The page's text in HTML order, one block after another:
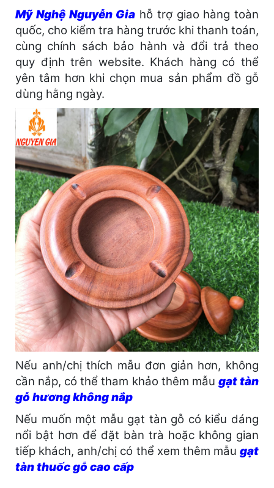
Mỹ Nghệ Nguyễn Gia hỗ trợ giao hàng toàn
quốc, cho kiểm tra hàng trước khi thanh toán,
cùng chính sách bảo hành và đổi trả theo
quy định trên website. Khách hàng có thể
yên tâm hơn khi chọn mua sản phẩm đồ gỗ
dùng hằng ngày.
Nếu anh/chị thích mẫu đơn giản hơn, không
cần nắp, có thể tham khảo thêm mẫu gạt tàn
gỗ hương không nắp
Nếu muốn một mẫu gạt tàn gỗ có kiểu dáng
nổi bật hơn để đặt bàn trà hoặc không gian
tiếp khách, anh/chị có thể xem thêm mẫu gạt
tàn thuốc gỗ cao cấp